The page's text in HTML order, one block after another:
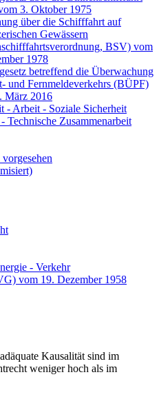
3. Oktober 1975
über die Schifffahrt auf
Gewässern
BSV) vom
1978
betreffend die Überwachung
und Fernmeldeverkehrs (BÜPF)
März 2016
- Arbeit - Soziale Sicherheit
Technische Zusammenarbeit
- Verkehr
vom 19. Dezember 1958
Kausalität sind im
weniger hoch als im